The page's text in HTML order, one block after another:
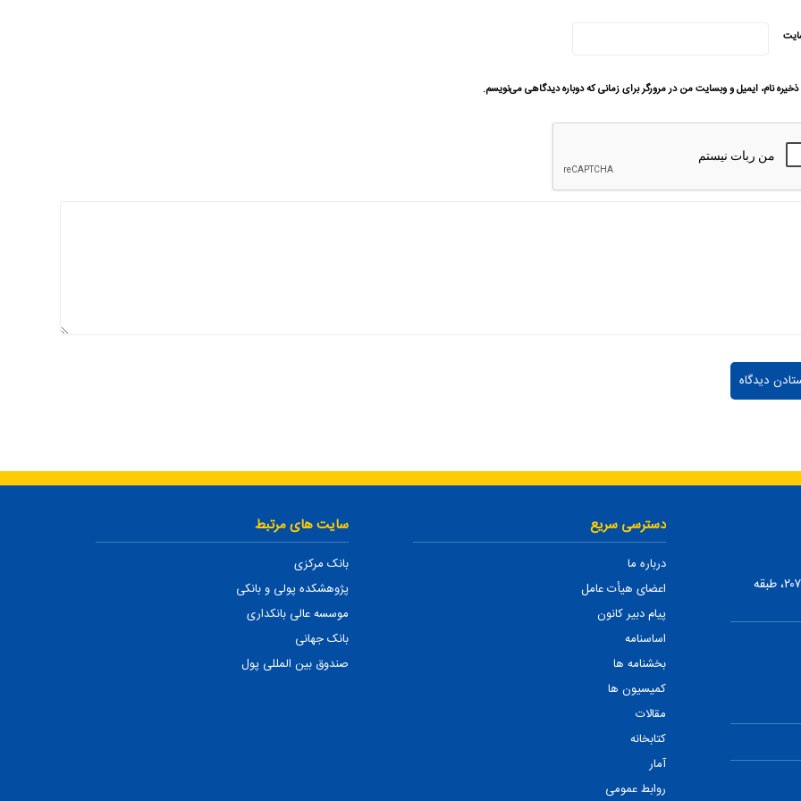
ذخیره نام، ایمیل و وبسایت من در مرورگر برای زمانی که دوباره دیدگاهی می‌نویسم.
تهران، ضلع شمالی بلوار میرداماد، بین نفت و شمس تبریزی، پلاک ۲۰۷، طبقه
دسترسی سریع
درباره ما
اعضای هیأت عامل
پیام دبیر کانون
اساسنامه
بخشنامه ها
کمیسیون ها
مقالات
کتابخانه
آمار
روابط عمومی
سایت های مرتبط
بانک مرکزی
پژوهشکده پولی و بانکی
موسسه عالی بانکداری
بانک جهانی
صندوق بین المللی پول